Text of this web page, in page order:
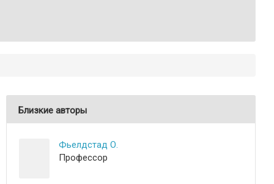
Близкие авторы
Фьелдстад О.
Профессор